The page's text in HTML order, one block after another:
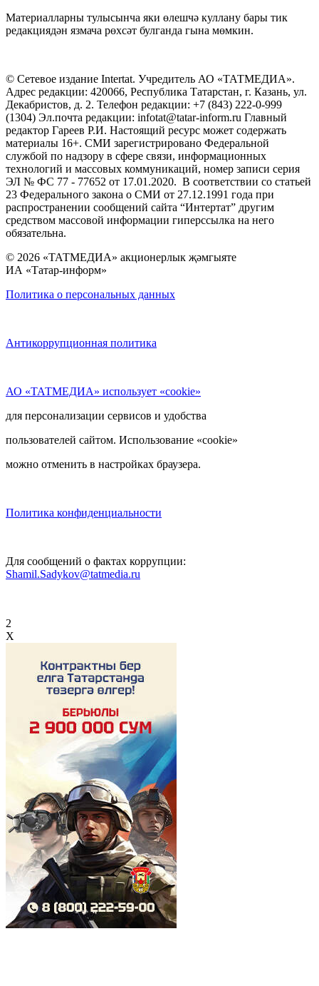
Материалларны тулысынча яки өлешчә куллану бары тик
редакциядән язмача рөхсәт булганда гына мөмкин.
© Сетевое издание Intertat. Учредитель АО «ТАТМЕДИА».
Адрес редакции: 420066, Республика Татарстан, г. Казань, ул.
Декабристов, д. 2. Телефон редакции: +7 (843) 222-0-999
(1304) Эл.почта редакции: infotat@tatar-inform.ru Главный
редактор Гареев Р.И. Настоящий ресурс может содержать
материалы 16+. СМИ зарегистрировано Федеральной
службой по надзору в сфере связи, информационных
технологий и массовых коммуникаций, номер записи серия
ЭЛ № ФС 77 - 77652 от 17.01.2020. В соответствии со статьей
23 Федерального закона о СМИ от 27.12.1991 года при
распространении сообщений сайта “Интертат” другим
средством массовой информации гиперссылка на него
обязательна.
© 2026 «ТАТМЕДИА» акционерлык җәмгыяте
ИА «Татар-информ»
Политика о персональных данных
Антикоррупционная политика
АО «ТАТМЕДИА» использует «cookie»
для персонализации сервисов и удобства
пользователей сайтом. Использование «cookie»
можно отменить в настройках браузера.
Политика конфиденциальности
Для сообщений о фактах коррупции:
Shamil.Sadykov@tatmedia.ru
2
X